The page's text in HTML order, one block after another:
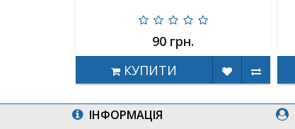
90 грн.
КУПИТИ
ІНФОРМАЦІЯ